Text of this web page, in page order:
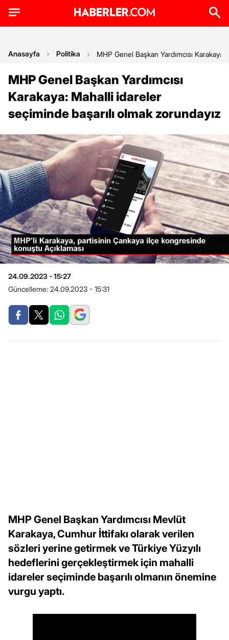
Anasayfa Politika MHP Genel Başkan Yardımcısı
MHP Genel Başkan Yardımcısı
Karakaya: Mahalli idareler
seçiminde başarılı olmak zorundayız
24.09.2023 - 15:27
Güncelleme: 24.09.2023 - 15:31
MHP Genel Başkan Yardımcısı Mevlüt
Karakaya, Cumhur İttifakı olarak verilen
sözleri yerine getirmek ve Türkiye Yüzyılı
hedeflerini gerçekleştirmek için mahalli
idareler seçiminde başarılı olmanın önemine
vurgu yaptı.